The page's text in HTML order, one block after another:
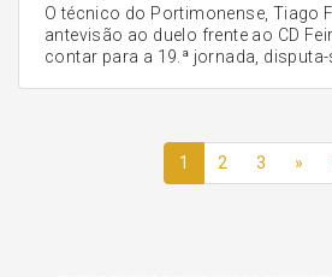
O técnico do Portimonense, Tiago
antevisão ao duelo frente ao CD Feirense. A
contar para a 19.ª jornada,
1 2 3 »